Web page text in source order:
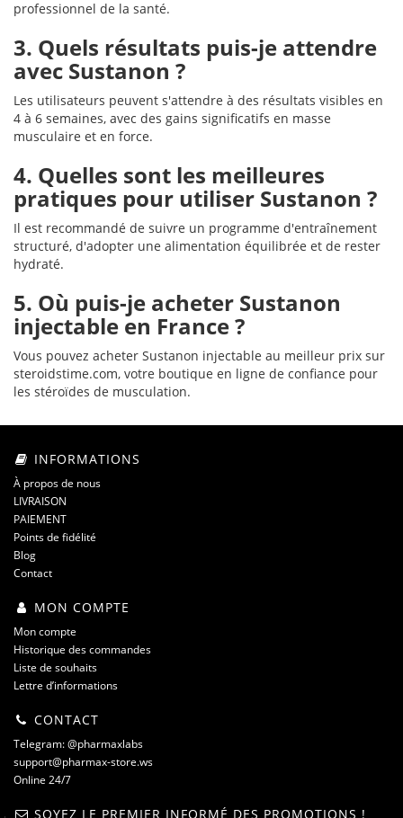
professionnel de la santé.
3. Quels résultats puis-je attendre
avec Sustanon ?
Les utilisateurs peuvent s'attendre à des résultats visibles en
4 à 6 semaines, avec des gains significatifs en masse
musculaire et en force.
4. Quelles sont les meilleures
pratiques pour utiliser Sustanon ?
Il est recommandé de suivre un programme d'entraînement
structuré, d'adopter une alimentation équilibrée et de rester
hydraté.
5. Où puis-je acheter Sustanon
injectable en France ?
Vous pouvez acheter Sustanon injectable au meilleur prix sur
steroidstime.com, votre boutique en ligne de confiance pour
les stéroïdes de musculation.
INFORMATIONS
À propos de nous
LIVRAISON
PAIEMENT
Points de fidélité
Blog
Contact
MON COMPTE
Mon compte
Historique des commandes
Liste de souhaits
Lettre d’informations
CONTACT
Telegram: @pharmaxlabs
support@pharmax-store.ws
Online 24/7
SOYEZ LE PREMIER INFORMÉ DES PROMOTIONS !